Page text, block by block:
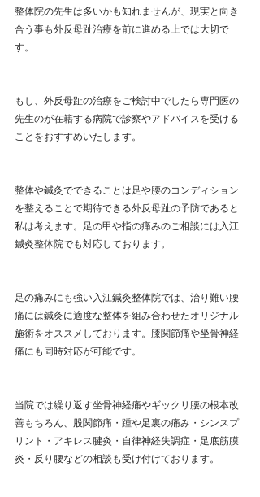
整体院の先生は多いかも知れませんが、現実と向き
合う事も外反母趾治療を前に進める上では大切で
す。
もし、外反母趾の治療をご検討中でしたら専門医の
先生のが在籍する病院で診察やアドバイスを受ける
ことをおすすめいたします。
整体や鍼灸でできることは足や腰のコンディション
を整えることで期待できる外反母趾の予防であると
私は考えます。足の甲や指の痛みのご相談には入江
鍼灸整体院でも対応しております。
足の痛みにも強い入江鍼灸整体院では、治り難い腰
痛には鍼灸に適度な整体を組み合わせたオリジナル
施術をオススメしております。膝関節痛や坐骨神経
痛にも同時対応が可能です。
当院では繰り返す坐骨神経痛やギックリ腰の根本改
善もちろん、股関節痛・踵や足裏の痛み・シンスプ
リント・アキレス腱炎・自律神経失調症・足底筋膜
炎・反り腰などの相談も受け付けております。